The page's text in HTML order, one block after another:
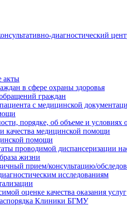
диагностический
акты
в сфере охраны здоровья
граждан
с медицинской
порядке, об объеме и
качества медицинской помощи
помощи
проводимой диспансеризации
жизни
прием/консультацию/
исследованиям
оценке качества оказания услуг
Клиники БГМУ